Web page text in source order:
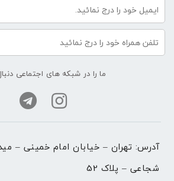
ما را در شبکه های اجتماعی
شجاعی – پلاک 52